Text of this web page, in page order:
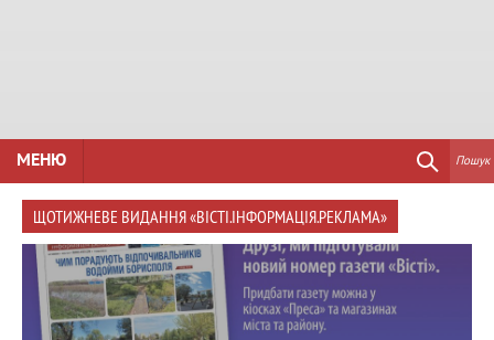
МЕНЮ Пошук
ЩОТИЖНЕВЕ ВИДАННЯ «ВІСТІ.ІНФОРМАЦІЯ.РЕКЛАМА»